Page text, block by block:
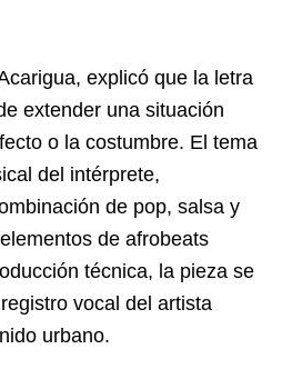
explicó que la letra
extender una situación
o la costumbre. El tema
del intérprete,
de pop, salsa y
de afrobeats
técnica, la pieza se
vocal del artista
urbano.